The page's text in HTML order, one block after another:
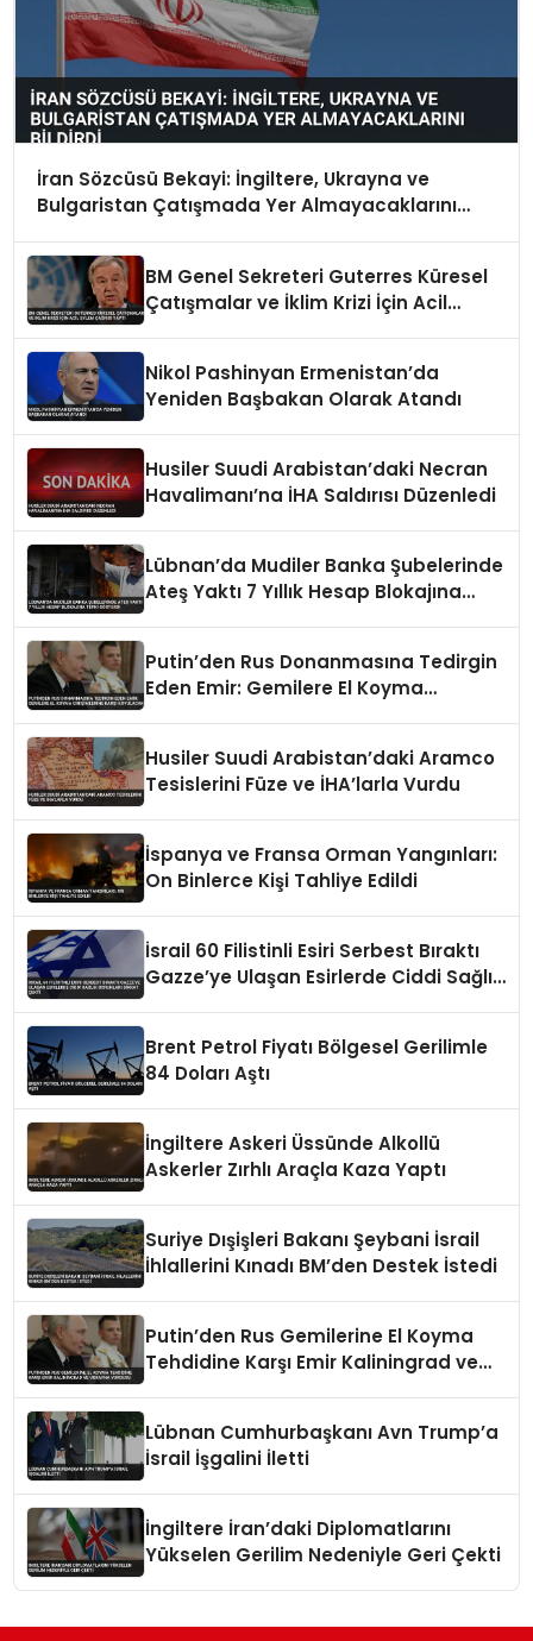
İran Sözcüsü Bekayi: İngiltere, Ukrayna ve
Bulgaristan Çatışmada Yer Almayacaklarını
BM Genel Sekreteri Guterres Küresel
Çatışmalar ve İklim Krizi İçin Acil
Nikol Pashinyan Ermenistan’da
Yeniden Başbakan Olarak Atandı
Husiler Suudi Arabistan’daki Necran
Havalimanı’na İHA Saldırısı Düzenledi
Lübnan’da Mudiler Banka Şubelerinde
Ateş Yaktı 7 Yıllık Hesap Blokajına
Putin’den Rus Donanmasına Tedirgin
Eden Emir: Gemilere El Koyma
Husiler Suudi Arabistan’daki Aramco
Tesislerini Füze ve İHA’larla Vurdu
İspanya ve Fransa Orman Yangınları:
On Binlerce Kişi Tahliye Edildi
İsrail 60 Filistinli Esiri Serbest Bıraktı
Gazze’ye Ulaşan Esirlerde Ciddi Sağlık
Brent Petrol Fiyatı Bölgesel Gerilimle
84 Doları Aştı
İngiltere Askeri Üssünde Alkollü
Askerler Zırhlı Araçla Kaza Yaptı
Suriye Dışişleri Bakanı Şeybani İsrail
İhlallerini Kınadı BM’den Destek İstedi
Putin’den Rus Gemilerine El Koyma
Tehdidine Karşı Emir Kaliningrad ve
Lübnan Cumhurbaşkanı Avn Trump’a
İsrail İşgalini İletti
İngiltere İran’daki Diplomatlarını
Yükselen Gerilim Nedeniyle Geri Çekti